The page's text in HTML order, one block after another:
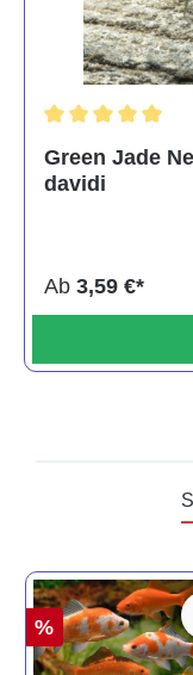
Green Jade
davidi
Ab 3,59 €*
%